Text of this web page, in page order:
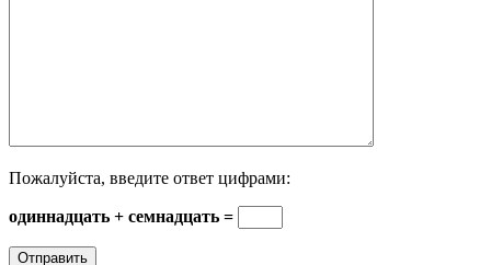
Пожалуйста, введите ответ цифрами:
одиннадцать + семнадцать =